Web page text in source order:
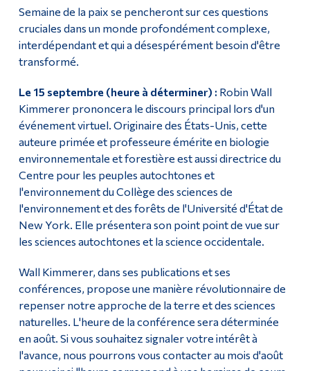
Semaine de la paix se pencheront sur ces questions
cruciales dans un monde profondément complexe,
interdépendant et qui a désespérément besoin d'être
transformé.
Le 15 septembre (heure à déterminer) : Robin Wall
Kimmerer prononcera le discours principal lors d'un
événement virtuel. Originaire des États-Unis, cette
auteure primée et professeure émérite en biologie
environnementale et forestière est aussi directrice du
Centre pour les peuples autochtones et
l'environnement du Collège des sciences de
l'environnement et des forêts de l'Université d'État de
New York. Elle présentera son point point de vue sur
les sciences autochtones et la science occidentale.
Wall Kimmerer, dans ses publications et ses
conférences, propose une manière révolutionnaire de
repenser notre approche de la terre et des sciences
naturelles. L'heure de la conférence sera déterminée
en août. Si vous souhaitez signaler votre intérêt à
l'avance, nous pourrons vous contacter au mois d'août